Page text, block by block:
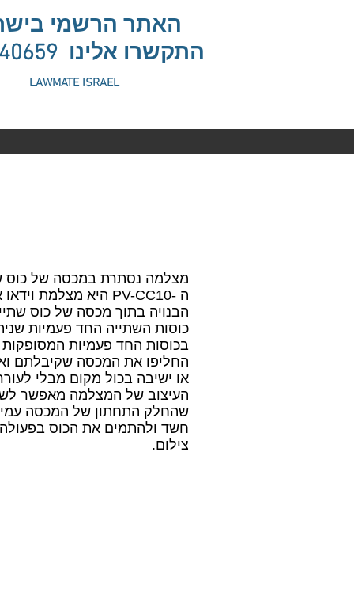
האתר הרשמי
התקשרו אלינו
LAWMATE ISRAEL
מצלמה נסתרת במכסה של כוס
הבנויה בתוך מכסה של כוס
כוסות השתייה החד פעמיות
בכוסות החד פעמיות
החליפו את המכסה שקיבלתם
או ישיבה בכול מקום מבלי
העיצוב של המצלמה מאפשר
שהחלק התחתון של המכסה עמיד
חשד ולהתמים את הכוס
צילום.